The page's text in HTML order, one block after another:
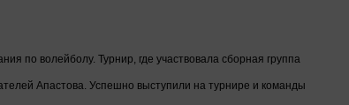
по волейболу. Турнир, где участвовала сборная группа
Апастова. Успешно выступили на турнире и команды